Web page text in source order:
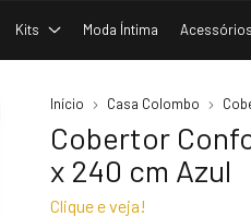
Kits Moda Íntima Acessórios
Início Casa Colombo
Cobertor
x 240 cm Azul
Clique e veja!